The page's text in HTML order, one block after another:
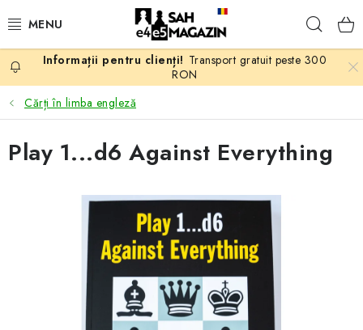
PROMOTII
ȘAH
PIESE DE ȘAH
TABLE DE ȘAH
CEAS DE ȘAH
CĂRȚI DE ȘAH
ANTICARIAT
Transport gratuit peste 300
RON
Cărți în limba engleză
Play 1...d6 Against Everything